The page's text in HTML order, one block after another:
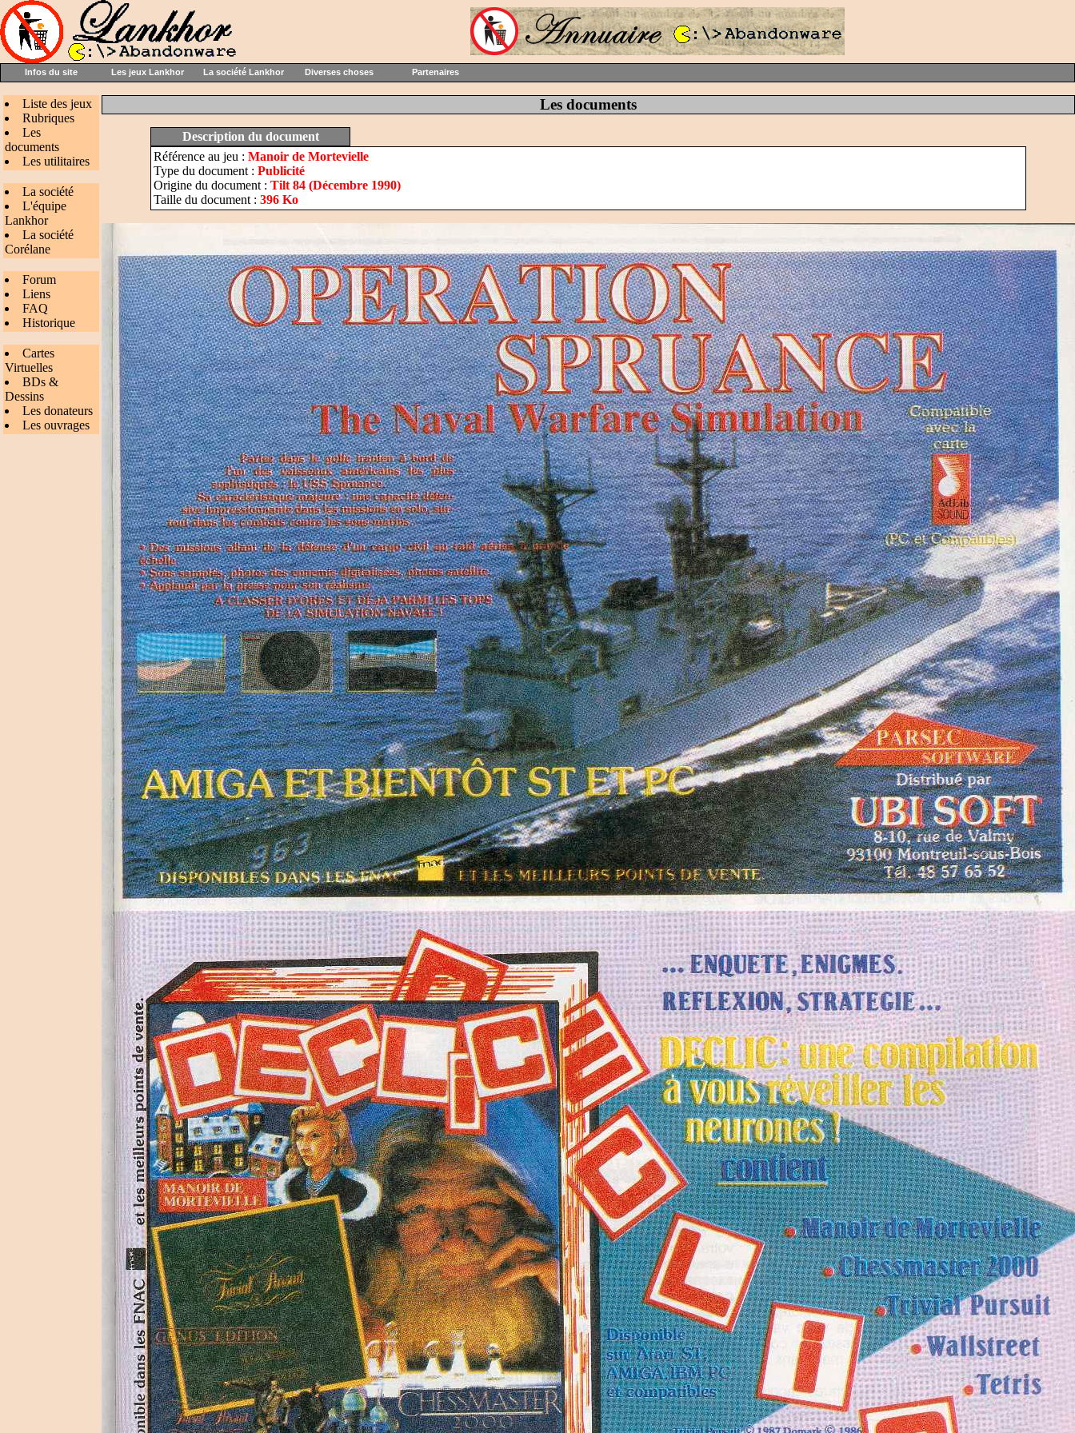
Infos du site Les jeux Lankhor La société Lankhor Diverses choses Partenaires
Liste des jeux
Rubriques
Les
documents
Les utilitaires
La société
L'équipe
Lankhor
La société
Corélane
Forum
Liens
FAQ
Historique
Cartes
Virtuelles
BDs &
Dessins
Les donateurs
Les ouvrages
Les documents
Description du document
Référence au jeu : Manoir de Mortevielle
Type du document : Publicité
Origine du document : Tilt 84 (Décembre 1990)
Taille du document : 396 Ko